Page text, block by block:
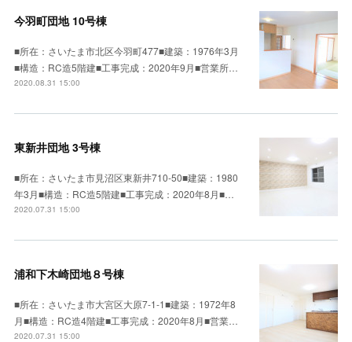
今羽町団地 10号棟
■所在：さいたま市北区今羽町477■建築：1976年3月
■構造：RC造5階建■工事完成：2020年9月■営業所…
2020.08.31 15:00
東新井団地 3号棟
■所在：さいたま市見沼区東新井710-50■建築：1980
年3月■構造：RC造5階建■工事完成：2020年8月■…
2020.07.31 15:00
浦和下木崎団地８号棟
■所在：さいたま市大宮区大原7-1-1■建築：1972年8
月■構造：RC造4階建■工事完成：2020年8月■営業…
2020.07.31 15:00